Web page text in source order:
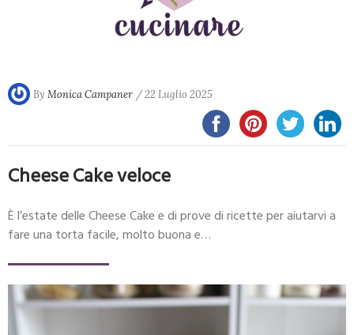
By Monica Campaner / 22 Luglio 2025
Cheese Cake veloce
È l’estate delle Cheese Cake e di prove di ricette per aiutarvi a
fare una torta facile, molto buona e…